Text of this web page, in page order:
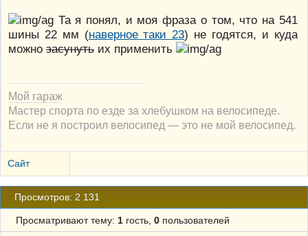
Та я понял, и моя фраза о том, что на 541
шины 22 мм (наверное таки 23) не годятся, и куда
можно засунуть их применить
Мой гараж
Мастер спорта по езде за хлебушком на велосипеде.
Если не я построил велосипед — это не мой велосипед.
Сайт
Просмотров: 2 131
Просматривают тему: 1гость, 0пользователей